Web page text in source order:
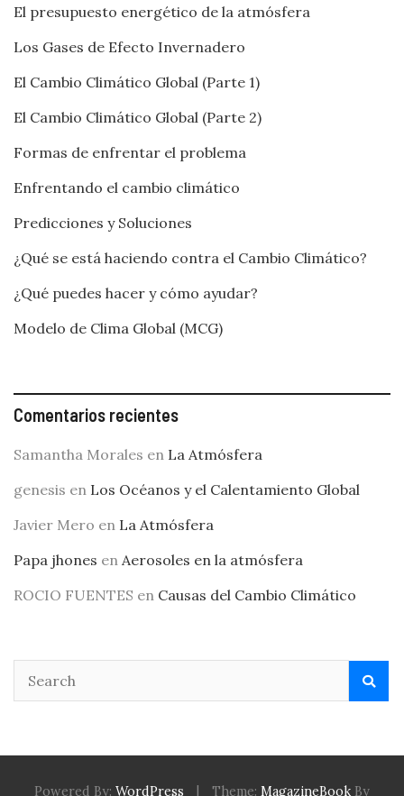
El presupuesto energético de la atmósfera
Los Gases de Efecto Invernadero
El Cambio Climático Global (Parte 1)
El Cambio Climático Global (Parte 2)
Formas de enfrentar el problema
Enfrentando el cambio climático
Predicciones y Soluciones
¿Qué se está haciendo contra el Cambio Climático?
¿Qué puedes hacer y cómo ayudar?
Modelo de Clima Global (MCG)
Comentarios recientes
Samantha Morales en La Atmósfera
genesis en Los Océanos y el Calentamiento Global
Javier Mero en La Atmósfera
Papa jhones en Aerosoles en la atmósfera
ROCIO FUENTES en Causas del Cambio Climático
Powered By: WordPress Theme: MagazineBook By